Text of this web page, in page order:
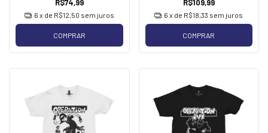
R$74,99
6 x de R$12,50 sem juros
COMPRAR
R$109,99
6 x de R$18,33 sem juros
COMPRAR